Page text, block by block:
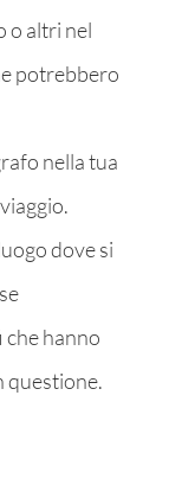
o altri nel
potrebbero
nella tua
dove si
hanno
questione.